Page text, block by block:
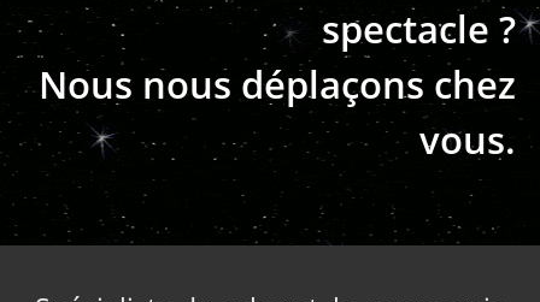
spectacle ?
Nous nous déplaçons chez
vous.